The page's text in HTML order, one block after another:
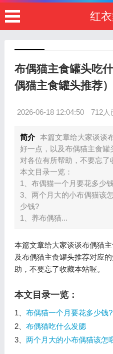
红
布偶猫主食罐头吃
偶猫主食罐头推荐）
2026-06-18 12:04:50 712人
简介 本篇文章给大家谈谈
好一点，以及布偶猫主食
对各位有所帮助，不要忘了
本文目录一览：
1、布偶猫一个月要花多少
3、两个月大的小布偶猫该
少钱?
1、养布偶猫...
本篇文章给大家谈谈布偶猫
及布偶猫主食罐头推荐对应
助，不要忘了收藏本站喔。
本文目录一览：
1、 布偶猫一个月要花多少钱?
2、 布偶猫吃什么发腮
3、 两个月大的小布偶猫该怎